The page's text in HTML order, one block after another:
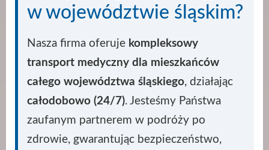
w województwie śląskim?
Nasza firma oferuje kompleksowy
transport medyczny dla mieszkańców
całego województwa śląskiego, działając
całodobowo (24/7). Jesteśmy Państwa
zaufanym partnerem w podróży po
zdrowie, gwarantując bezpieczeństwo,